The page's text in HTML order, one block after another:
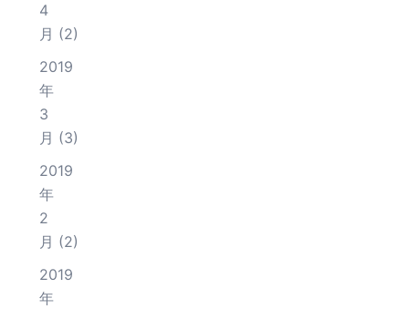
4
月 (2)
2019
年
3
月 (3)
2019
年
2
月 (2)
2019
年